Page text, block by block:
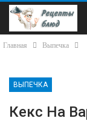
Главная Выпечка
ВЫПЕЧКА
Кекс На